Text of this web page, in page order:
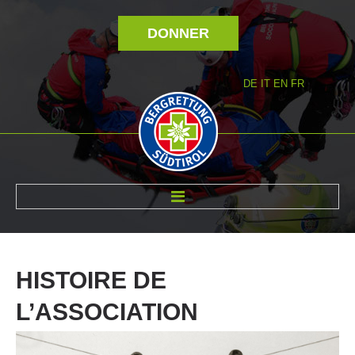
DONNER
DE IT EN FR
HISTOIRE DE
L’ASSOCIATION